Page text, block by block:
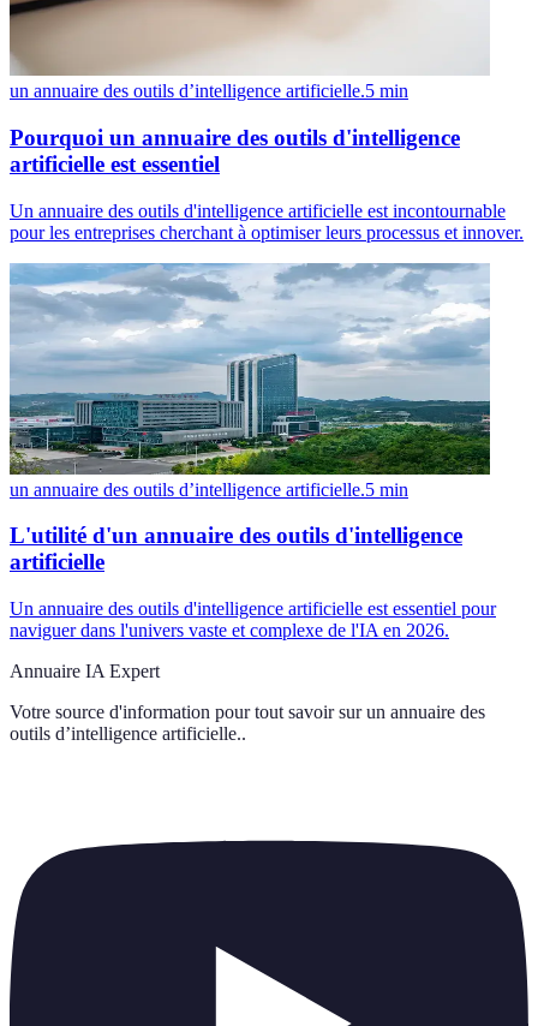
un annuaire des outils d’intelligence artificielle.5 min
Pourquoi un annuaire des outils d'intelligence
artificielle est essentiel
Un annuaire des outils d'intelligence artificielle est incontournable
pour les entreprises cherchant à optimiser leurs processus et innover.
un annuaire des outils d’intelligence artificielle.5 min
L'utilité d'un annuaire des outils d'intelligence
artificielle
Un annuaire des outils d'intelligence artificielle est essentiel pour
naviguer dans l'univers vaste et complexe de l'IA en 2026.
Annuaire IA Expert
Votre source d'information pour tout savoir sur un annuaire des
outils d’intelligence artificielle..